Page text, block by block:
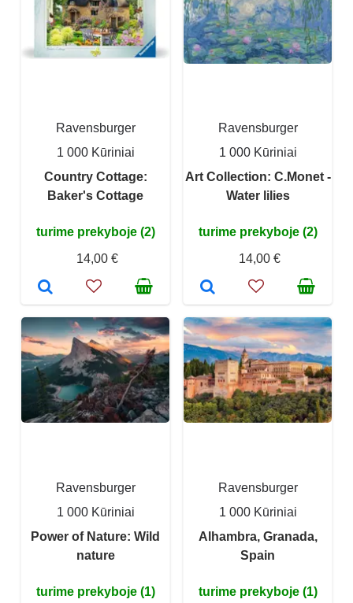
Ravensburger
1 000 Kūriniai
Country Cottage:
Baker's Cottage
turime prekyboje (2)
14,00 €
Ravensburger
1 000 Kūriniai
Art Collection: C.Monet -
Water lilies
turime prekyboje (2)
14,00 €
Ravensburger
1 000 Kūriniai
Power of Nature: Wild
nature
turime prekyboje (1)
Ravensburger
1 000 Kūriniai
Alhambra, Granada,
Spain
turime prekyboje (1)